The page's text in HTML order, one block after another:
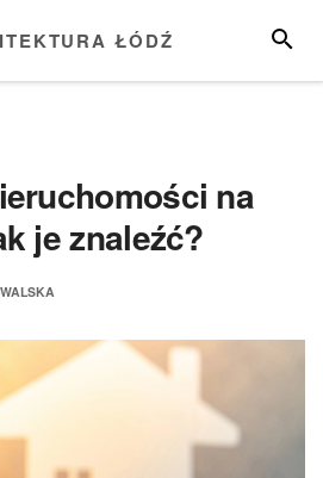
ŁÓDŹ
na
je znaleźć?